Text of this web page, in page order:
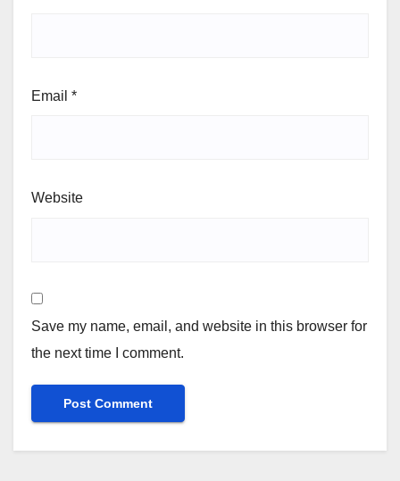
Email *
Website
Save my name, email, and website in this browser for
the next time I comment.